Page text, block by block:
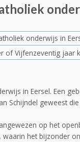
onderwijs in
in Eersel. Een
Schijndel geweest
op het
waarin het bijzonder